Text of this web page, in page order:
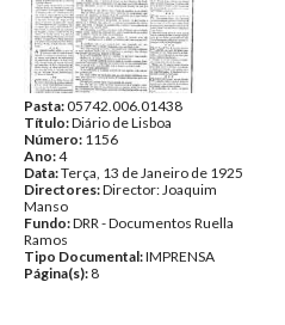
Pasta:05742.006.01438
Título:Diário de Lisboa
Número: 1156
Ano:4
Data:Terça, 13 de Janeiro de 1925
Directores:Director: Joaquim
Manso
Fundo:DRR - Documentos Ruella
Ramos
Tipo Documental:IMPRENSA
Página(s): 8